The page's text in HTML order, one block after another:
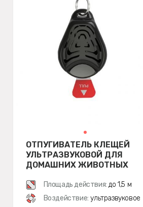
ОТПУГИВАТЕЛЬ КЛЕЩЕЙ
УЛЬТРАЗВУКОВОЙ ДЛЯ
ДОМАШНИХ ЖИВОТНЫХ
Площадь действия: до 1,5 м
Воздействие: ультразвуковое